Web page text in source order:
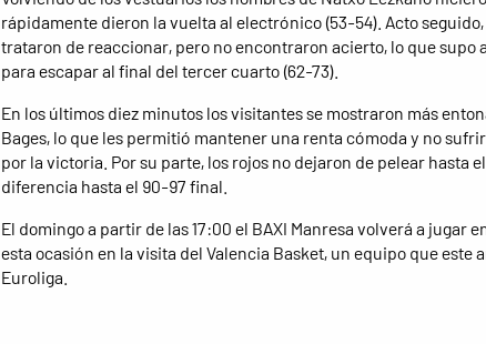
rápidamente dieron la vuelta al electrónico (53-54). Acto
trataron de reaccionar, pero no encontraron acierto, lo que supo
para escapar al final del tercer cuarto (62-73).
En los últimos diez minutos los visitantes se mostraron más
Bages, lo que les permitió mantener una renta cómoda y no
por la victoria. Por su parte, los rojos no dejaron de pelear hasta
diferencia hasta el 90-97 final.
El domingo a partir de las 17:00 el BAXI Manresa volverá a jugar
esta ocasión en la visita del Valencia Basket, un equipo que este
Euroliga.